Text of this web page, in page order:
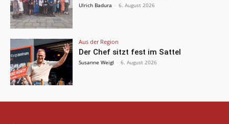
Ulrich Badura - 6. August 2026
Aus der Region
Der Chef sitzt fest im Sattel
Susanne Weigl - 6. August 2026